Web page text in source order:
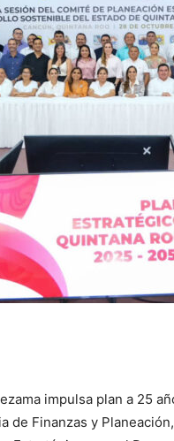
impulsa plan a 25
de Finanzas y